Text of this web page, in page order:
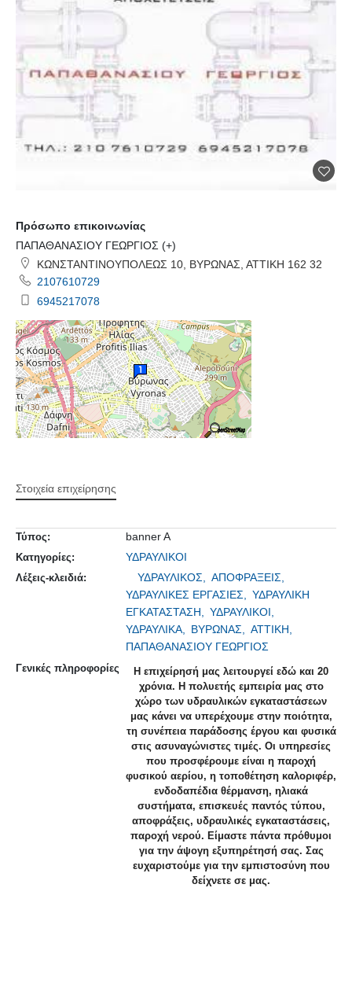
Πρόσωπο επικοινωνίας
ΠΑΠΑΘΑΝΑΣΙΟΥ ΓΕΩΡΓΙΟΣ (+)
ΚΩΝΣΤΑΝΤΙΝΟΥΠΟΛΕΩΣ 10, ΒΥΡΩΝΑΣ, ΑΤΤΙΚΗ 162 32
2107610729
6945217078
Στοιχεία επιχείρησης
Τύπος: banner A
Κατηγορίες: ΥΔΡΑΥΛΙΚΟΙ
Λέξεις-κλειδιά: ΥΔΡΑΥΛΙΚΟΣ, ΑΠΟΦΡΑΞΕΙΣ,
ΥΔΡΑΥΛΙΚΕΣ ΕΡΓΑΣΙΕΣ, ΥΔΡΑΥΛΙΚΗ
ΕΓΚΑΤΑΣΤΑΣΗ, ΥΔΡΑΥΛΙΚΟΙ,
ΥΔΡΑΥΛΙΚΑ, ΒΥΡΩΝΑΣ, ΑΤΤΙΚΗ,
ΠΑΠΑΘΑΝΑΣΙΟΥ ΓΕΩΡΓΙΟΣ
Γενικές πληροφορίες
Η επιχείρησή μας λειτουργεί εδώ και 20
χρόνια. Η πολυετής εμπειρία μας στο
χώρο των υδραυλικών εγκαταστάσεων
μας κάνει να υπερέχουμε στην ποιότητα,
τη συνέπεια παράδοσης έργου και φυσικά
στις ασυναγώνιστες τιμές. Οι υπηρεσίες
που προσφέρουμε είναι η παροχή
φυσικού αερίου, η τοποθέτηση καλοριφέρ,
ενδοδαπέδια θέρμανση, ηλιακά
συστήματα, επισκευές παντός τύπου,
αποφράξεις, υδραυλικές εγκαταστάσεις,
παροχή νερού. Είμαστε πάντα πρόθυμοι
για την άψογη εξυπηρέτησή σας. Σας
ευχαριστούμε για την εμπιστοσύνη που
δείχνετε σε μας.